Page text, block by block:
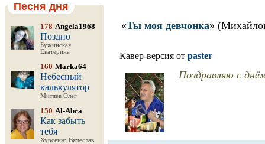
Песня дня
178 Angela1968
Поздно
Бужинская
Екатерина
160 Marka64
Небесный
калькулятор
Митяев Олег
150 Al-Abra
Как забыть
тебя
Хурсенко Вячеслав
«Ты моя девчонка»
Кавер-версия от paster
Поздравляю с